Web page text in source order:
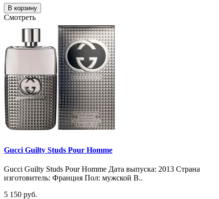
В корзину
Смотреть
Gucci Guilty Studs Pour Homme
Gucci Guilty Studs Pour Homme Дата выпуска: 2013 Страна
изготовитель: Франция Пол: мужской В..
5 150 руб.